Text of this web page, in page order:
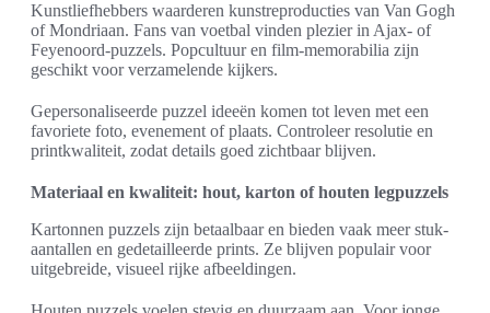
Kunstliefhebbers waarderen kunstreproducties van Van Gogh
of Mondriaan. Fans van voetbal vinden plezier in Ajax- of
Feyenoord-puzzels. Popcultuur en film-memorabilia zijn
geschikt voor verzamelende kijkers.
Gepersonaliseerde puzzel ideeën komen tot leven met een
favoriete foto, evenement of plaats. Controleer resolutie en
printkwaliteit, zodat details goed zichtbaar blijven.
Materiaal en kwaliteit: hout, karton of houten legpuzzels
Kartonnen puzzels zijn betaalbaar en bieden vaak meer stuk-
aantallen en gedetailleerde prints. Ze blijven populair voor
uitgebreide, visueel rijke afbeeldingen.